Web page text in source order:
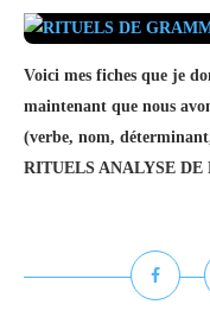
Voici mes fiches que je
maintenant que nous
(verbe, nom,
RITUELS ANALYSE DE